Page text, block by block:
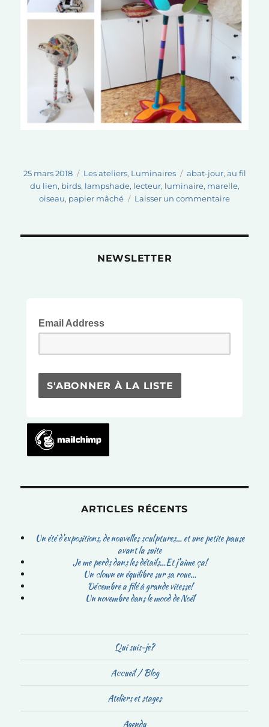
Publié
25 mars 2018 Catégories
Les ateliers, Luminaires Étiquettes
abat-jour, au fil
du lien, birds, lampshade, lecteur, luminaire, marelle,
oiseau, papier mâché Laisser un commentairesur
NEWSLETTER
Email Address
ARTICLES RÉCENTS
Un été d’expositions, de nouvelles sculptures… et une petite pause
avant la suite
Je me perds dans les détails…Et j’aime ça!
Un clown en équilibre sur sa roue…
Décembre a filé à grande vitesse!
Un novembre dans le mood de Noël
Qui suis-je?
Accueil / Blog
Ateliers et stages
Agenda